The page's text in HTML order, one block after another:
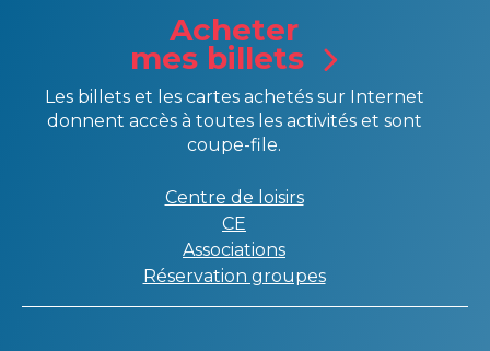
Acheter
mes billets
Les billets et les cartes achetés sur Internet
donnent accès à toutes les activités et sont
coupe-file.
Centre de loisirs
CE
Associations
Réservation groupes